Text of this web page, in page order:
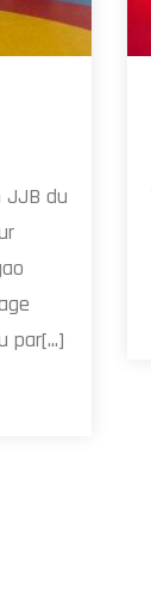
JJB du
par[...]